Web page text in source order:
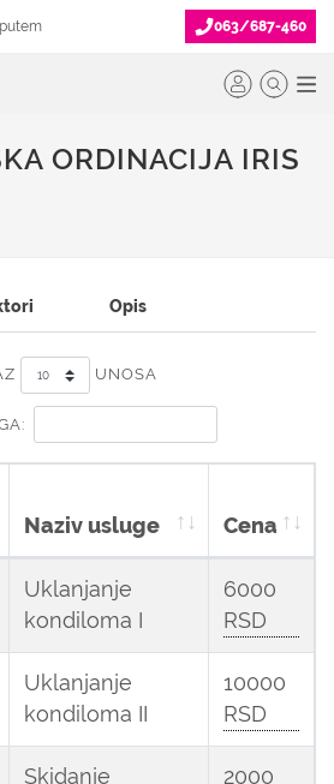
063/687-460
ORDINACIJA IRIS
Opis
UNOSA
Naziv usluge Cena
Uklanjanje
kondiloma I
6000
RSD
Uklanjanje
kondiloma II
10000
RSD
Skidanje
2000